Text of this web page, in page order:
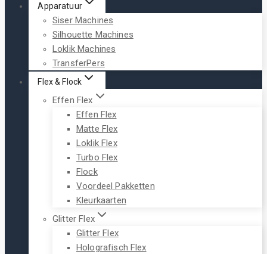
Apparatuur
Siser Machines
Silhouette Machines
Loklik Machines
TransferPers
Flex & Flock
Effen Flex
Effen Flex
Matte Flex
Loklik Flex
Turbo Flex
Flock
Voordeel Pakketten
Kleurkaarten
Glitter Flex
Glitter Flex
Holografisch Flex